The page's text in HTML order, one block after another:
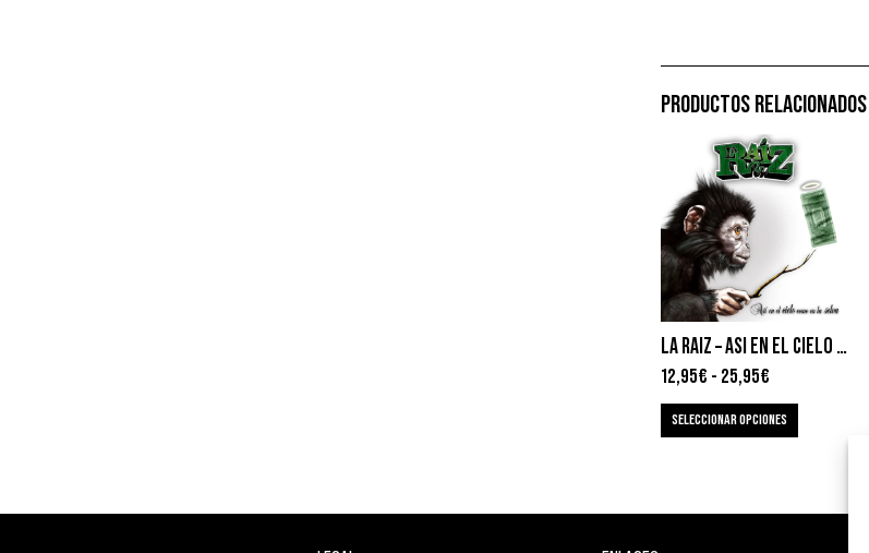
PRODUCTOS RELACIONADOS
LA RAIZ – ASI EN EL CIELO COMO EN LA SELVA
12,95€ - 25,95€
SELECCIONAR OPCIONES